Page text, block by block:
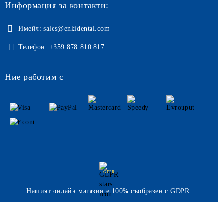
Информация за контакти:
Имейл: sales@enkidental.com
Телефон: +359 878 810 817
Ние работим с
GDPR
Нашият онлайн магазин е 100% съобразен с GDPR.